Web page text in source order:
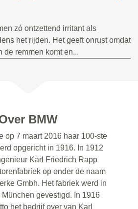
zó ontzettend irritant als
het rijden. Het geeft onrust omdat
de remmen komt en...
BMW
op 7 maart 2016 haar 100-ste
opgericht in 1916. In 1912
Karl Friedrich Rapp
op onder de naam
Gmbh. Het fabriek werd in
gevestigd. In 1916
het bedrijf over van Karl